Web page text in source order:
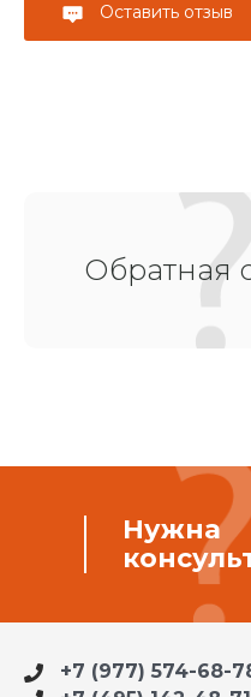
Оставить отзыв
Обратная
Нужна
+7 (977) 574-68-